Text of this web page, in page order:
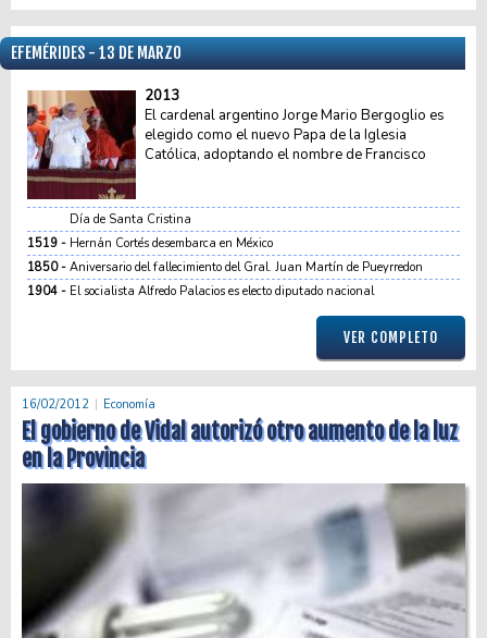
EFEMÉRIDES - 13 DE MARZO
2013
El cardenal argentino Jorge Mario Bergoglio es
elegido como el nuevo Papa de la Iglesia
Católica, adoptando el nombre de Francisco
Día de Santa Cristina
1519
Hernán Cortés desembarca en México
1850
Aniversario del fallecimiento del Gral. Juan Martín de Pueyrredon
1904
El socialista Alfredo Palacios es electo diputado nacional
VER COMPLETO
16/02/2012 Economía
El gobierno de Vidal autorizó otro aumento de la luz
en la Provincia